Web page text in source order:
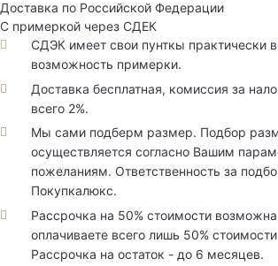
Доставка по Российской Федерации
С примеркой через СДЕК
СДЭК имеет свои пунткы практически
возможность примерки.
Доставка бесплатная, комиссия за
всего 2%.
Мы сами подберм размер. Подбор
осуществляется согласно Вашим
пожеланиям. Ответственность за
Покупкалюкс.
Рассрочка на 50% стоимости
оплачиваете всего лишь 50%
Рассрочка на остаток - до 6 месяцев.